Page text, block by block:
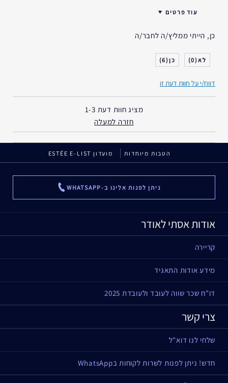
עוד פרטים
סוג העור
דאגות העור
אני משתמש/ת באסתי לאודר
כן, הייתי ממליץ/ה לחבר/ה
0
6
דווח/י על חוות דעת זו
מציג חוות דעת 1-3
חזרה למעלה
הטבות מיוחדות מועדון ESTÉE E-LIST
ניתן לפנות אלינו ב-WHATSAPP ...
אודות אסתי לאודר
קריירה
מידע אודות התאגיד
דו"ח שכר שווה לעובד ולעובדת 2025
צרי קשר
שלחי לנו דוא"ל
חדש! ניתן לפנות לשרות לקוחות בWhatsApp